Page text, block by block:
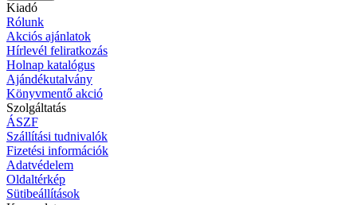
Kiadó
Rólunk
Akciós ajánlatok
Hírlevél feliratkozás
Holnap katalógus
Ajándékutalvány
Könyvmentő akció
Szolgáltatás
ÁSZF
Szállítási tudnivalók
Fizetési információk
Adatvédelem
Oldaltérkép
Sütibeállítások